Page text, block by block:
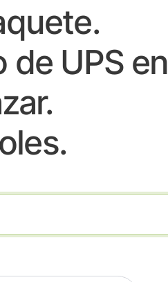
de UPS en